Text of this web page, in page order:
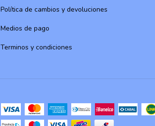
Política de cambios y devoluciones
Medios de pago
Terminos y condiciones